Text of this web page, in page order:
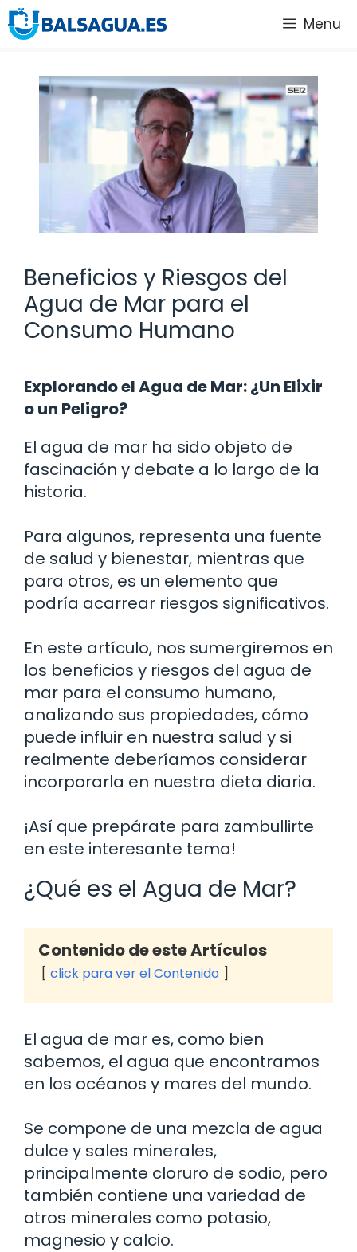
Saltar
al
Menu
Beneficios y Riesgos del
Agua de Mar para el
Consumo Humano
Explorando el Agua de Mar: ¿Un Elixir
o un Peligro?
El agua de mar ha sido objeto de
fascinación y debate a lo largo de la
historia.
Para algunos, representa una fuente
de salud y bienestar, mientras que
para otros, es un elemento que
podría acarrear riesgos significativos.
En este artículo, nos sumergiremos en
los beneficios y riesgos del agua de
mar para el consumo humano,
analizando sus propiedades, cómo
puede influir en nuestra salud y si
realmente deberíamos considerar
incorporarla en nuestra dieta diaria.
¡Así que prepárate para zambullirte
en este interesante tema!
¿Qué es el Agua de Mar?
Contenido de este Artículos
click para ver el Contenido
El agua de mar es, como bien
sabemos, el agua que encontramos
en los océanos y mares del mundo.
Se compone de una mezcla de agua
dulce y sales minerales,
principalmente cloruro de sodio, pero
también contiene una variedad de
otros minerales como potasio,
magnesio y calcio.